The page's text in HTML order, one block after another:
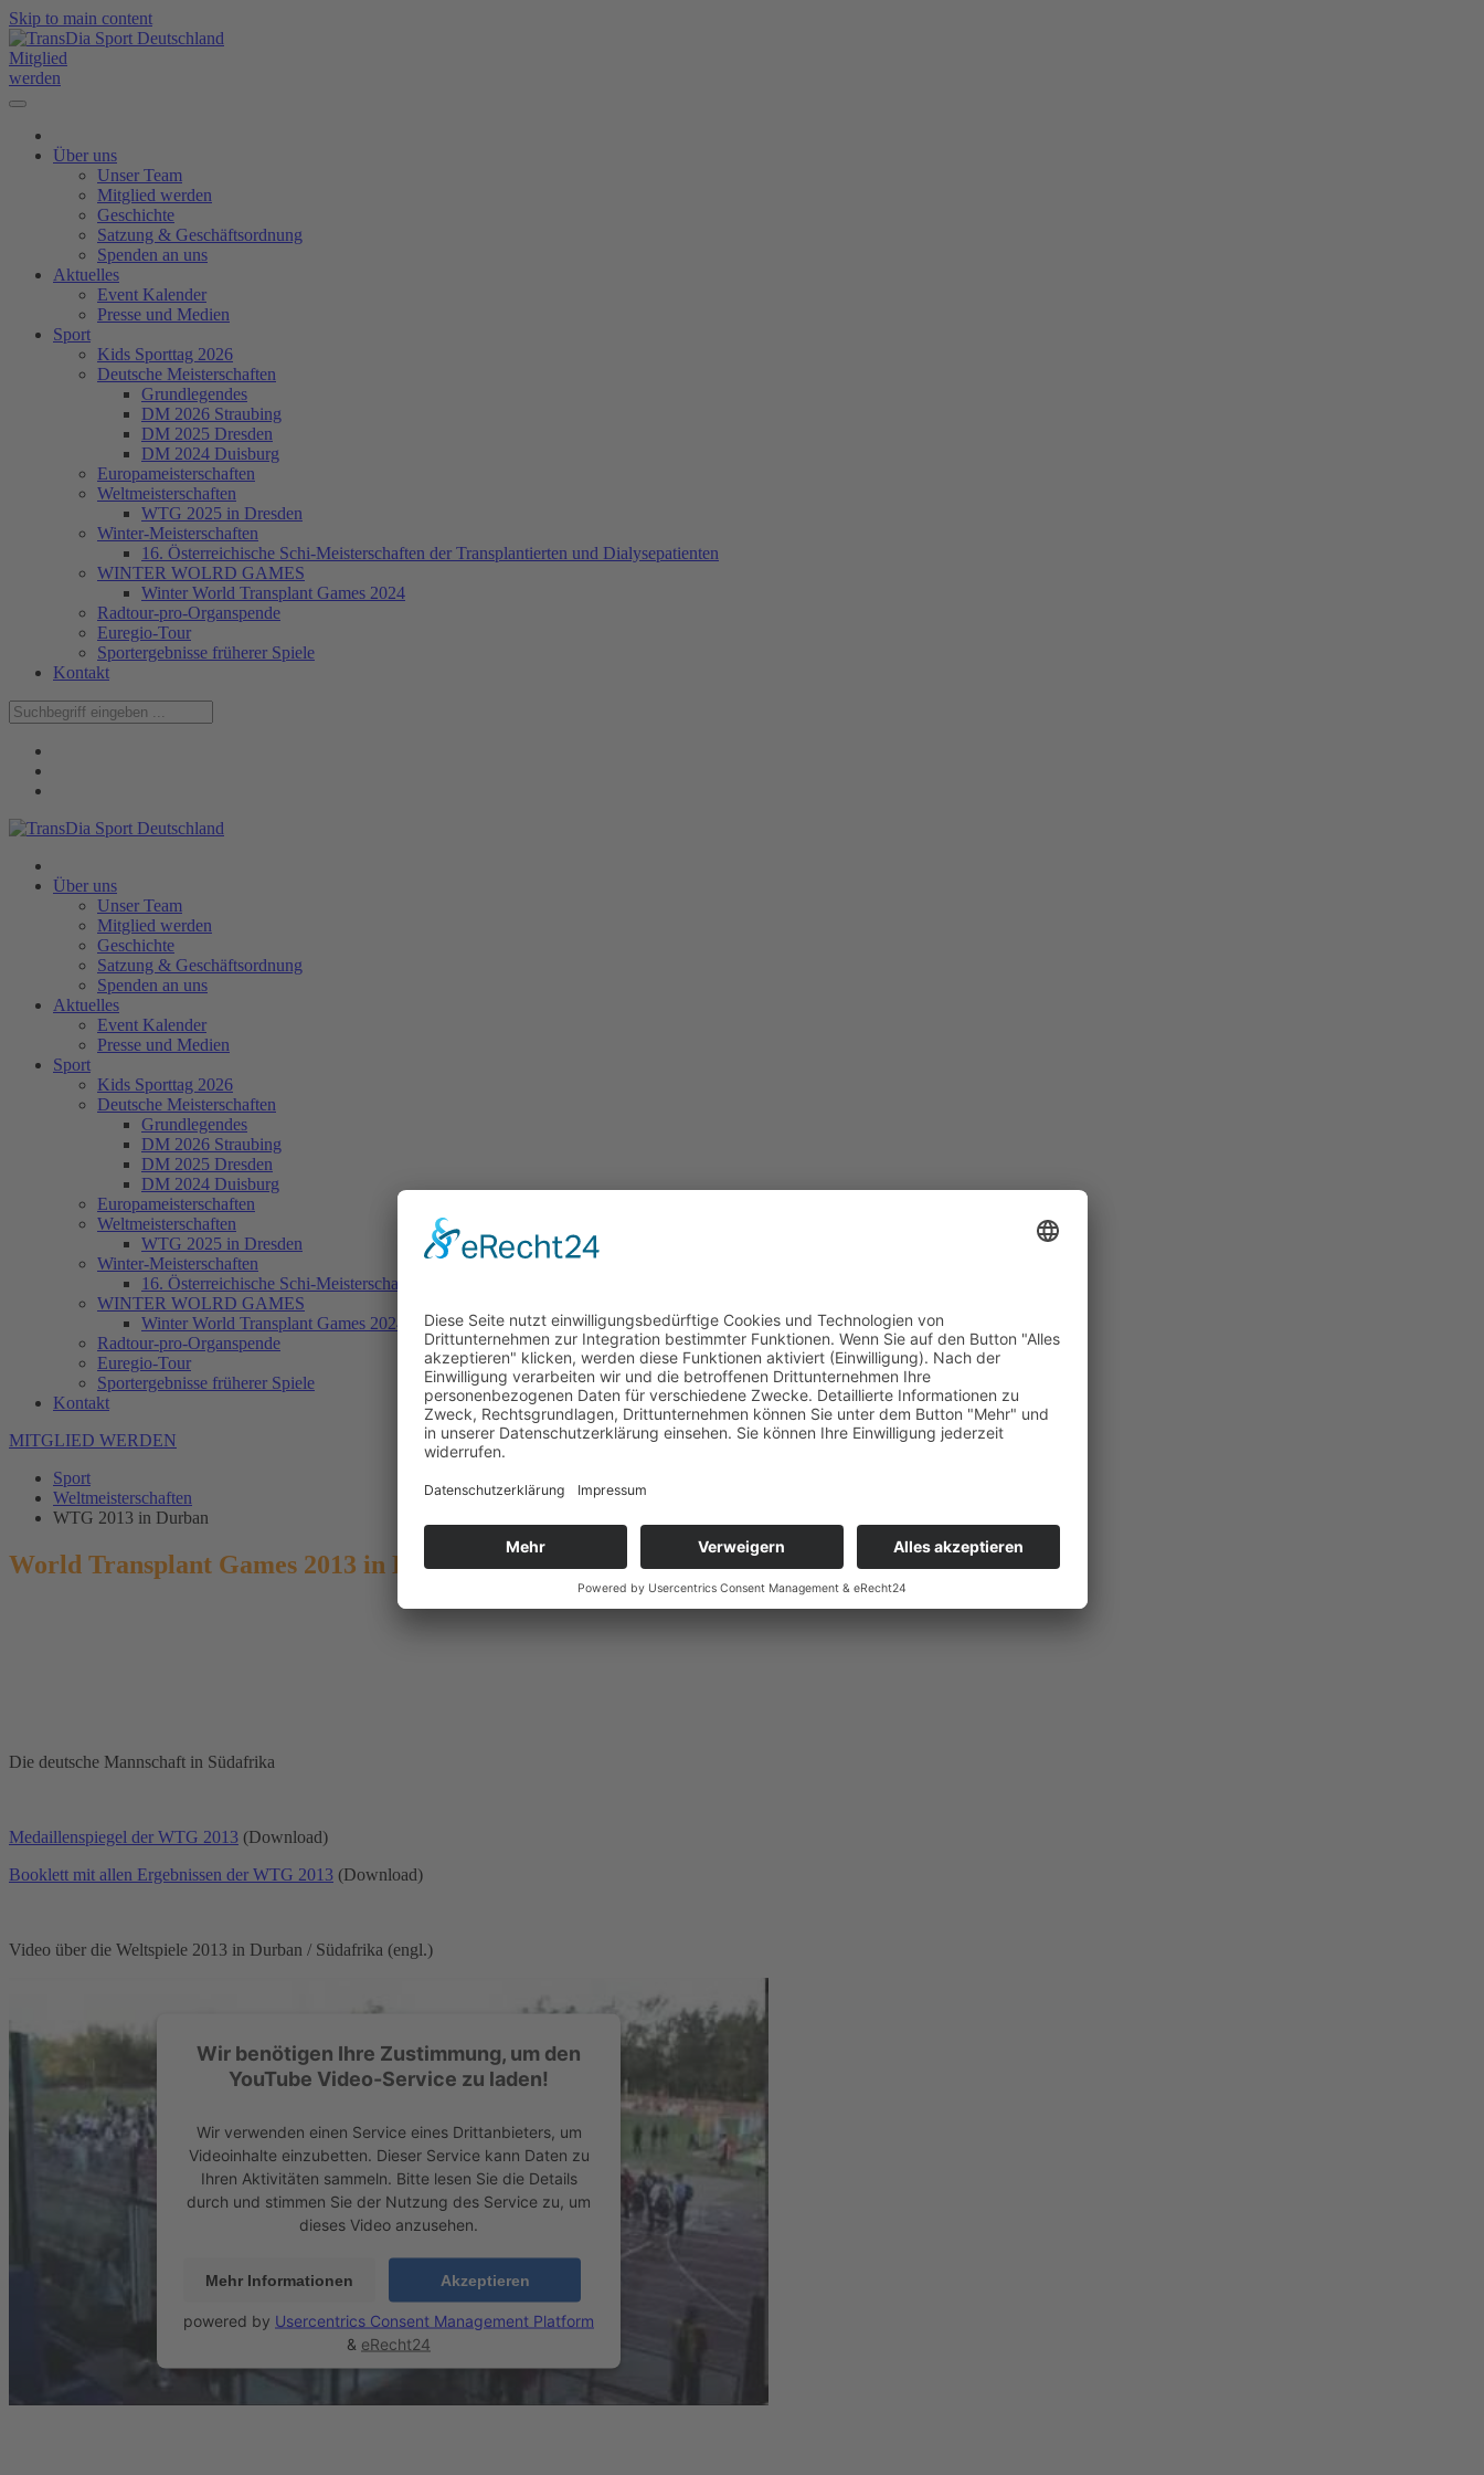
Skip to main content
Mitglied
werden
Über uns
Unser Team
Mitglied werden
Geschichte
Satzung & Geschäftsordnung
Spenden an uns
Aktuelles
Event Kalender
Presse und Medien
Sport
Kids Sporttag 2026
Deutsche Meisterschaften
Grundlegendes
DM 2026 Straubing
DM 2025 Dresden
DM 2024 Duisburg
Europameisterschaften
Weltmeisterschaften
WTG 2025 in Dresden
Winter-Meisterschaften
16. Österreichische Schi-Meisterschaften der Transplantierten und Dialysepatienten
WINTER WOLRD GAMES
Winter World Transplant Games 2024
Radtour-pro-Organspende
Euregio-Tour
Sportergebnisse früherer Spiele
Kontakt
Über uns
Unser Team
Mitglied werden
Geschichte
Satzung & Geschäftsordnung
Spenden an uns
Aktuelles
Event Kalender
Presse und Medien
Sport
Kids Sporttag 2026
Deutsche Meisterschaften
Grundlegendes
DM 2026 Straubing
DM 2025 Dresden
DM 2024 Duisburg
Europameisterschaften
Weltmeisterschaften
WTG 2025 in Dresden
Winter-Meisterschaften
16. Österreichische Schi-Meisterschaften der Transplantierten und Dialysepatienten
WINTER WOLRD GAMES
Winter World Transplant Games 2024
Radtour-pro-Organspende
Euregio-Tour
Sportergebnisse früherer Spiele
Kontakt
MITGLIED WERDEN
Sport
Weltmeisterschaften
WTG 2013 in Durban
World Transplant Games 2013 in Durban (Südafrika)
Die deutsche Mannschaft in Südafrika
Medaillenspiegel der WTG 2013 (Download)
Booklett mit allen Ergebnissen der WTG 2013 (Download)
Video über die Weltspiele 2013 in Durban / Südafrika (engl.)
Wir benötigen Ihre Zustimmung, um den
YouTube Video-Service zu laden!
Wir verwenden einen Service eines Drittanbieters, um
Videoinhalte einzubetten. Dieser Service kann Daten zu
Ihren Aktivitäten sammeln. Bitte lesen Sie die Details
durch und stimmen Sie der Nutzung des Service zu, um
dieses Video anzusehen.
Mehr Informationen Akzeptieren
powered by Usercentrics Consent Management Platform
& eRecht24